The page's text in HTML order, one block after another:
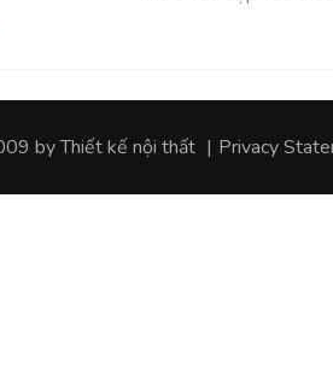
byThiết kế nội thất | Privacy